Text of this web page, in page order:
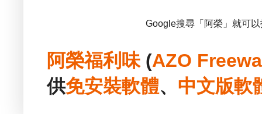
Google搜尋「阿榮」就可
阿榮福利味(AZO
供免安裝軟體、 中文版軟